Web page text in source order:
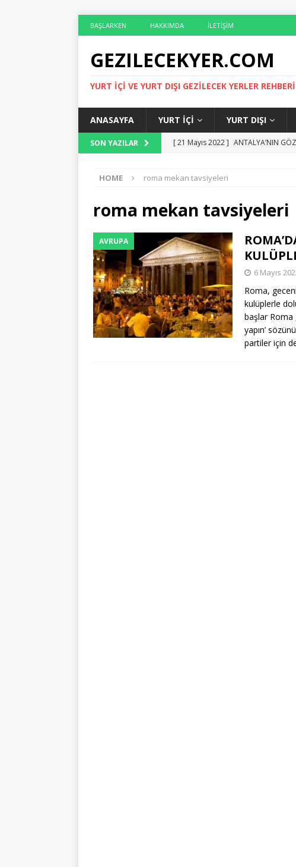
BAŞLARKEN HAKKIMDA İLETIŞIM
GEZILECEKYER.COM
YURT İÇI VE YURT DIŞI GEZILECEK YERLER REHBERI
ANASAYFA YURT İÇI YURT DIŞI
SON YAZILAR [ 21 Mayıs 2022 ] ANTALYA’NIN
[ 6 Mayıs 2022 ]
[ 29 Nisan 2022 ]
ROMA’DA NE
ANTALYA KAŞ’TA
HOME roma mekan tavsiyeleri
roma mekan tavsiyeleri
AVRUPA
6 Mayıs
Roma,
kulüplerle
başlar Roma
yapın’
partiler için